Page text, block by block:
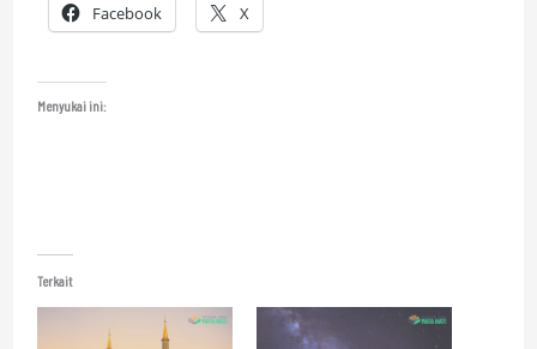
Facebook X
Menyukai ini:
Terkait